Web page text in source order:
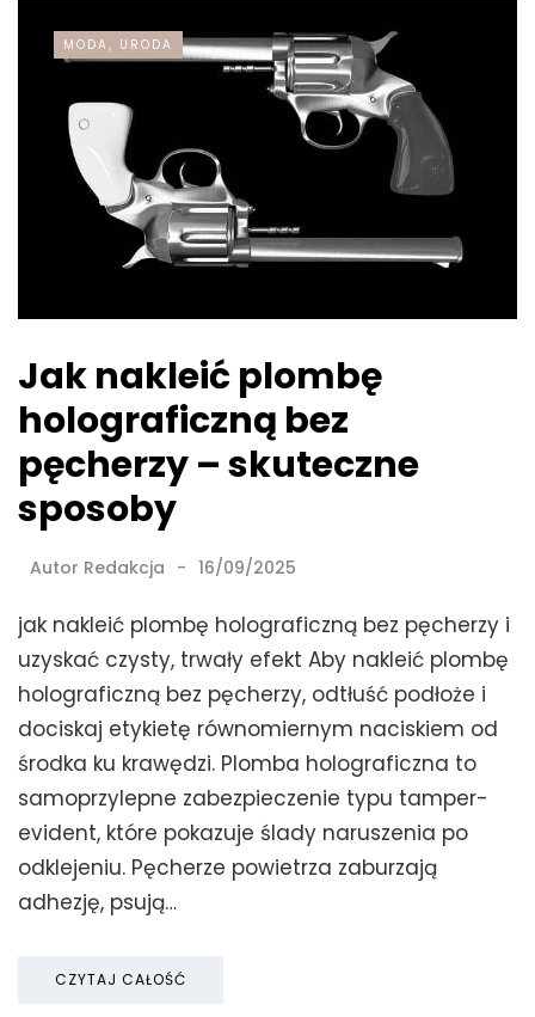
MODA, URODA
Jak nakleić plombę
holograficzną bez
pęcherzy – skuteczne
sposoby
Autor Redakcja 16/09/2025
jak nakleić plombę holograficzną bez pęcherzy i
uzyskać czysty, trwały efekt Aby nakleić plombę
holograficzną bez pęcherzy, odtłuść podłoże i
dociskaj etykietę równomiernym naciskiem od
środka ku krawędzi. Plomba holograficzna to
samoprzylepne zabezpieczenie typu tamper-
evident, które pokazuje ślady naruszenia po
odklejeniu. Pęcherze powietrza zaburzają
adhezję, psują…
CZYTAJ CAŁOŚĆ